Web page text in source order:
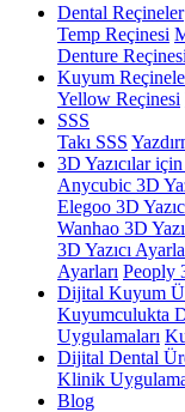
Dental Reçineler
Temp Reçinesi
Denture Reçinesi
Kuyum
Yellow Reçinesi
SSS
Takı SSS
3D Yazıcılar
Anycubic 3D
Elegoo 3D
Wanhao 3D
3D Yazıcı
Ayarları Peoply
Dijital Kuyum
Kuyumculukta
Uygulamaları
Dijital Dental
Klinik
Blog